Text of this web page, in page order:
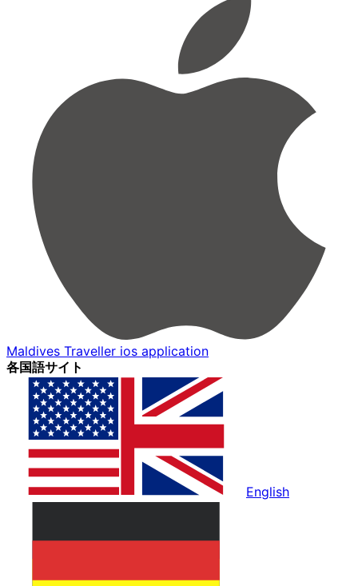
Maldives Traveller ios application
各国語サイト
English